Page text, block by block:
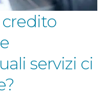
servizi ci